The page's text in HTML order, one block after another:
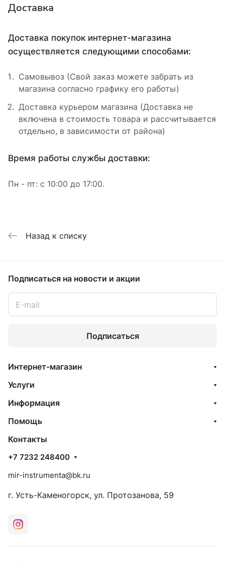
Доставка
Доставка покупок интернет-магазина
осуществляется следующими способами:
Самовывоз (Свой заказ можете забрать из
магазина согласно графику его работы)
Доставка курьером магазина (Доставка не
включена в стоимость товара и рассчитывается
отдельно, в зависимости от района)
Время работы службы доставки:
Пн - пт: с 10:00 до 17:00.
Назад к списку
Подписаться на новости и акции
Подписаться
Интернет-магазин
Услуги
Информация
Помощь
Контакты
+7 7232 248400
mir-instrumenta@bk.ru
г. Усть-Каменогорск, ул. Протозанова, 59